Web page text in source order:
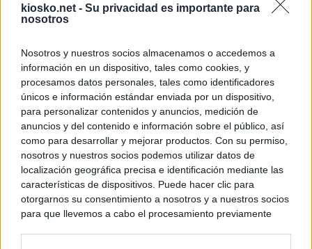
kiosko.net - Su privacidad es importante para
nosotros
Nosotros y nuestros socios almacenamos o accedemos a
información en un dispositivo, tales como cookies, y
procesamos datos personales, tales como identificadores
únicos e información estándar enviada por un dispositivo,
para personalizar contenidos y anuncios, medición de
anuncios y del contenido e información sobre el público, así
como para desarrollar y mejorar productos. Con su permiso,
nosotros y nuestros socios podemos utilizar datos de
localización geográfica precisa e identificación mediante las
características de dispositivos. Puede hacer clic para
otorgarnos su consentimiento a nosotros y a nuestros socios
para que llevemos a cabo el procesamiento previamente